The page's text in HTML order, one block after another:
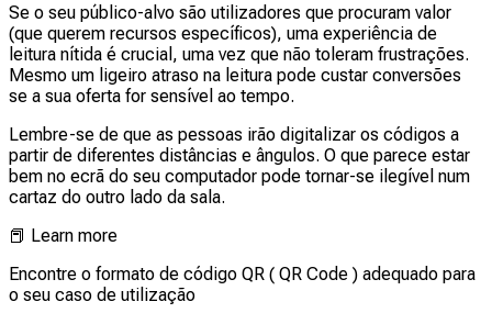
Se o seu público-alvo são utilizadores que procuram valor
(que querem recursos específicos), uma experiência de
leitura nítida é crucial, uma vez que não toleram frustrações.
Mesmo um ligeiro atraso na leitura pode custar conversões
se a sua oferta for sensível ao tempo.
Lembre-se de que as pessoas irão digitalizar os códigos a
partir de diferentes distâncias e ângulos. O que parece estar
bem no ecrã do seu computador pode tornar-se ilegível num
cartaz do outro lado da sala.
📕 Learn more
Encontre o formato de código QR ( QR Code ) adequado para
o seu caso de utilização